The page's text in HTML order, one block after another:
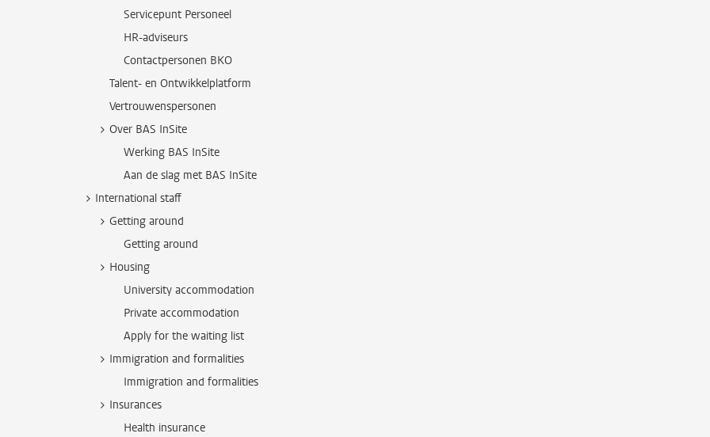
Servicepunt Personeel
HR-adviseurs
Contactpersonen BKO
Talent- en Ontwikkelplatform
Vertrouwenspersonen
Over BAS InSite
Werking BAS InSite
Aan de slag met BAS InSite
International staff
Getting around
Getting around
Housing
University accommodation
Private accommodation
Apply for the waiting list
Immigration and formalities
Immigration and formalities
Insurances
Health insurance